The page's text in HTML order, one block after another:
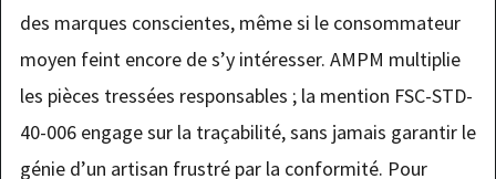
des marques conscientes, même si le consommateur
moyen feint encore de s’y intéresser. AMPM multiplie
les pièces tressées responsables ; la mention FSC-STD-
40-006 engage sur la traçabilité, sans jamais garantir le
génie d’un artisan frustré par la conformité. Pour